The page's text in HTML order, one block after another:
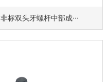
非标双头牙螺杆中部成···